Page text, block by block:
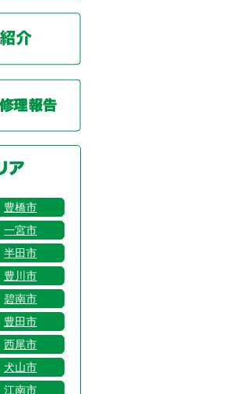
豊橋市
一宮市
半田市
豊川市
碧南市
豊田市
西尾市
犬山市
江南市